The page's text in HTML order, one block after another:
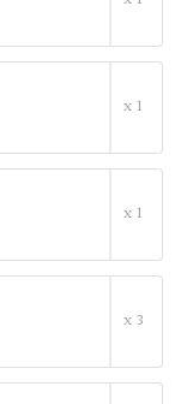
x 1
x 1
x 3